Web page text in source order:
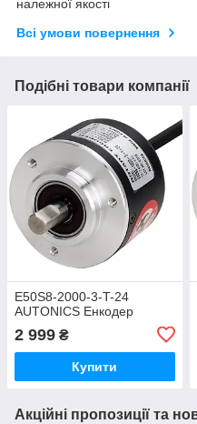
належної якості
Всі умови повернення
Подібні товари компанії
E50S8-2000-3-T-24
AUTONICS Енкодер
2 999 ₴
Купити
Акційні пропозиції та